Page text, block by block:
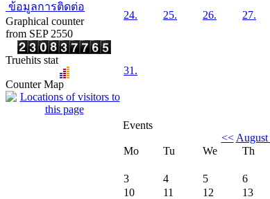
ข้อมูลการติดต่อ
Graphical counter
from SEP 2550
Truehits stat
Counter Map
24. 25. 26. 27.
31.
Events
<< August
Mo
Tu We Th
3
4 5 6
10
11 12 13